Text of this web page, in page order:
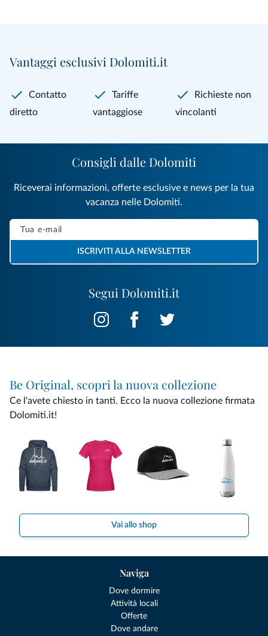
Vantaggi esclusivi Dolomiti.it
Contatto
diretto
Tariffe
vantaggiose
Richieste non
vincolanti
Segui Dolomiti.it
Consigli dalle Dolomiti
Riceverai informazioni, offerte esclusive e news per la tua
vacanza nelle Dolomiti.
ISCRIVITI ALLA NEWSLETTER
Be Original, scopri la nuova collezione
Ce l'avete chiesto in tanti. Ecco la nuova collezione firmata
Dolomiti.it!
Vai allo shop
Naviga
Dove dormire
Attività locali
Offerte
Dove andare